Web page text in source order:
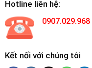
Hotline liên hệ:
0907.029.968
Kết nối với chúng tôi